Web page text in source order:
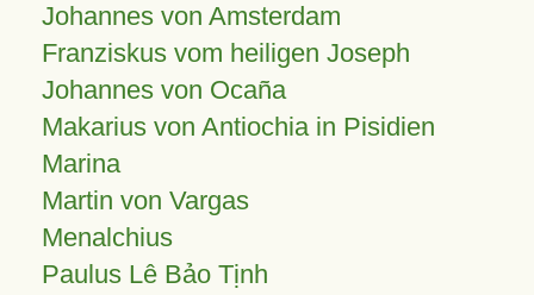
Johannes von Amsterdam
Franziskus vom heiligen Joseph
Johannes von Ocaña
Makarius von Antiochia in Pisidien
Marina
Martin von Vargas
Menalchius
Paulus Lê Bảo Tịnh